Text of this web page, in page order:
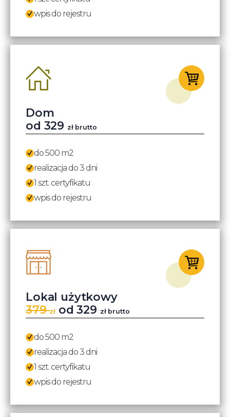
wpis do rejestru
Dom
od 329 zł brutto
do 500 m2
realizacja do 3 dni
1 szt. certyfikatu
wpis do rejestru
Lokal użytkowy
379zł od 329 zł brutto
do 500 m2
realizacja do 3 dni
1 szt. certyfikatu
wpis do rejestru